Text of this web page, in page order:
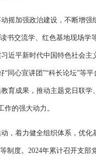
摇加强政治建设，不断增强
书交流学、红色基地现场学
近平新时代中国特色社会主
同心宣讲团”“科长论坛”等
育成果，推动主题党日联学
的强大动力。
，着力健全组织体系，优化
制度。2024年累计召开支部